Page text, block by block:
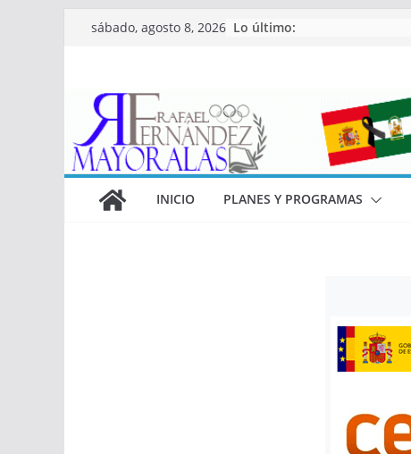
Saltarsábado, agosto 8, 2026 Lo último:
INICIO PLANES Y PROGRAMAS